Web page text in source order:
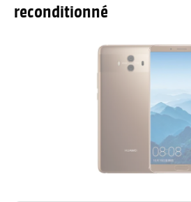
reconditionné